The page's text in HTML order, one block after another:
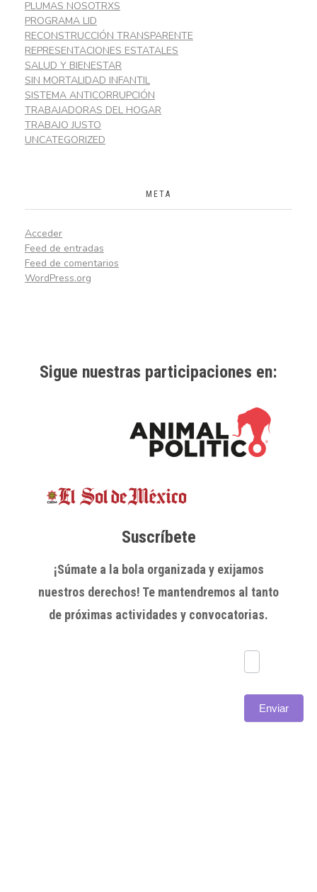
PLUMAS NOSOTRXS
PROGRAMA LID
RECONSTRUCCIÓN TRANSPARENTE
REPRESENTACIONES ESTATALES
SALUD Y BIENESTAR
SIN MORTALIDAD INFANTIL
SISTEMA ANTICORRUPCIÓN
TRABAJADORAS DEL HOGAR
TRABAJO JUSTO
UNCATEGORIZED
META
Acceder
Feed de entradas
Feed de comentarios
WordPress.org
Sigue nuestras participaciones en:
Suscríbete
¡Súmate a la bola organizada y exijamos
nuestros derechos! Te mantendremos al tanto
de próximas actividades y convocatorias.
Subscríbete
Enviar